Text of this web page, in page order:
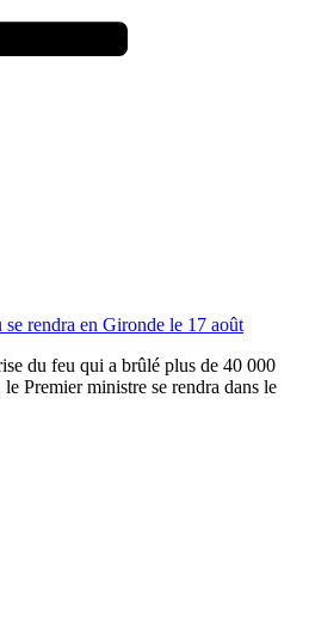
rendra en Gironde le 17 août
du feu qui a brûlé plus de 40 000
Premier ministre se rendra dans le